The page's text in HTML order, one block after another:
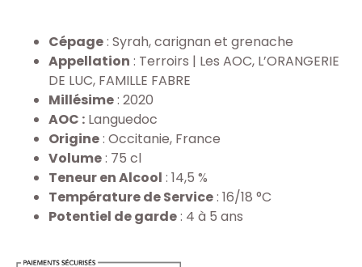
Cépage: Syrah, carignan et grenache
Appellation : Terroirs | Les AOC, L’ORANGERIE
DE LUC, FAMILLE FABRE
Millésime: 2020
AOC : Languedoc
Origine: Occitanie, France
Volume: 75 cl
Teneur en Alcool : 14,5 %
Température de Service: 16/18 °C
Potentiel de garde: 4 à 5 ans